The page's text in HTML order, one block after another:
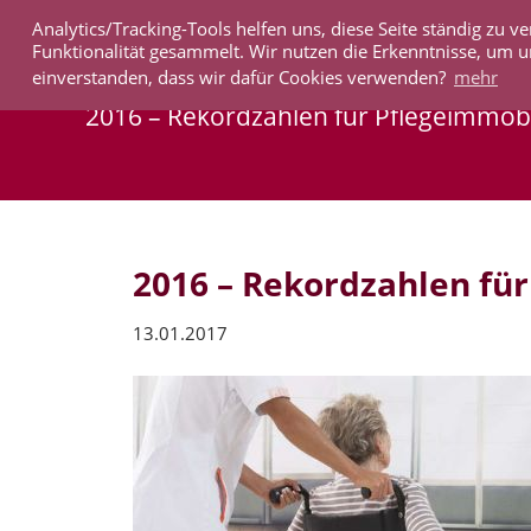
Analytics/Tracking-Tools helfen uns, diese Seite ständig zu
Funktionalität gesammelt. Wir nutzen die Erkenntnisse, um
einverstanden, dass wir dafür Cookies verwenden? mehr
IMMOBILIEN
2016 – Rekordzahlen für
2016 – Rekordzahlen
13.01.2017